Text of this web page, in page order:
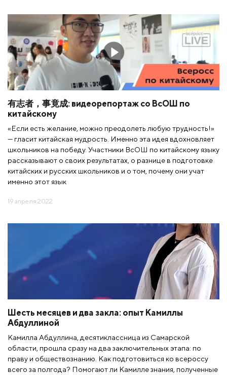
有志者，事竟成: видеорепортаж со ВсОШ по
китайскому
«Если есть желание, можно преодолеть любую трудность!»
— гласит китайская мудрость. Именно эта идея вдохновляет
школьников на победу. Участники ВсОШ по китайскому языку
рассказывают о своих результатах, о разнице в подготовке
китайских и русских школьников и о том, почему они учат
именно этот язык
19 апреля 2022
Шесть месяцев и два закла: опыт Камиллы
Абдуллиной
Камилла Абдуллина, десятиклассница из Самарской
области, прошла сразу на два заключительных этапа: по
праву и обществознанию. Как подготовиться ко всероссу
всего за полгода? Помогают ли Камилле знания, полученные